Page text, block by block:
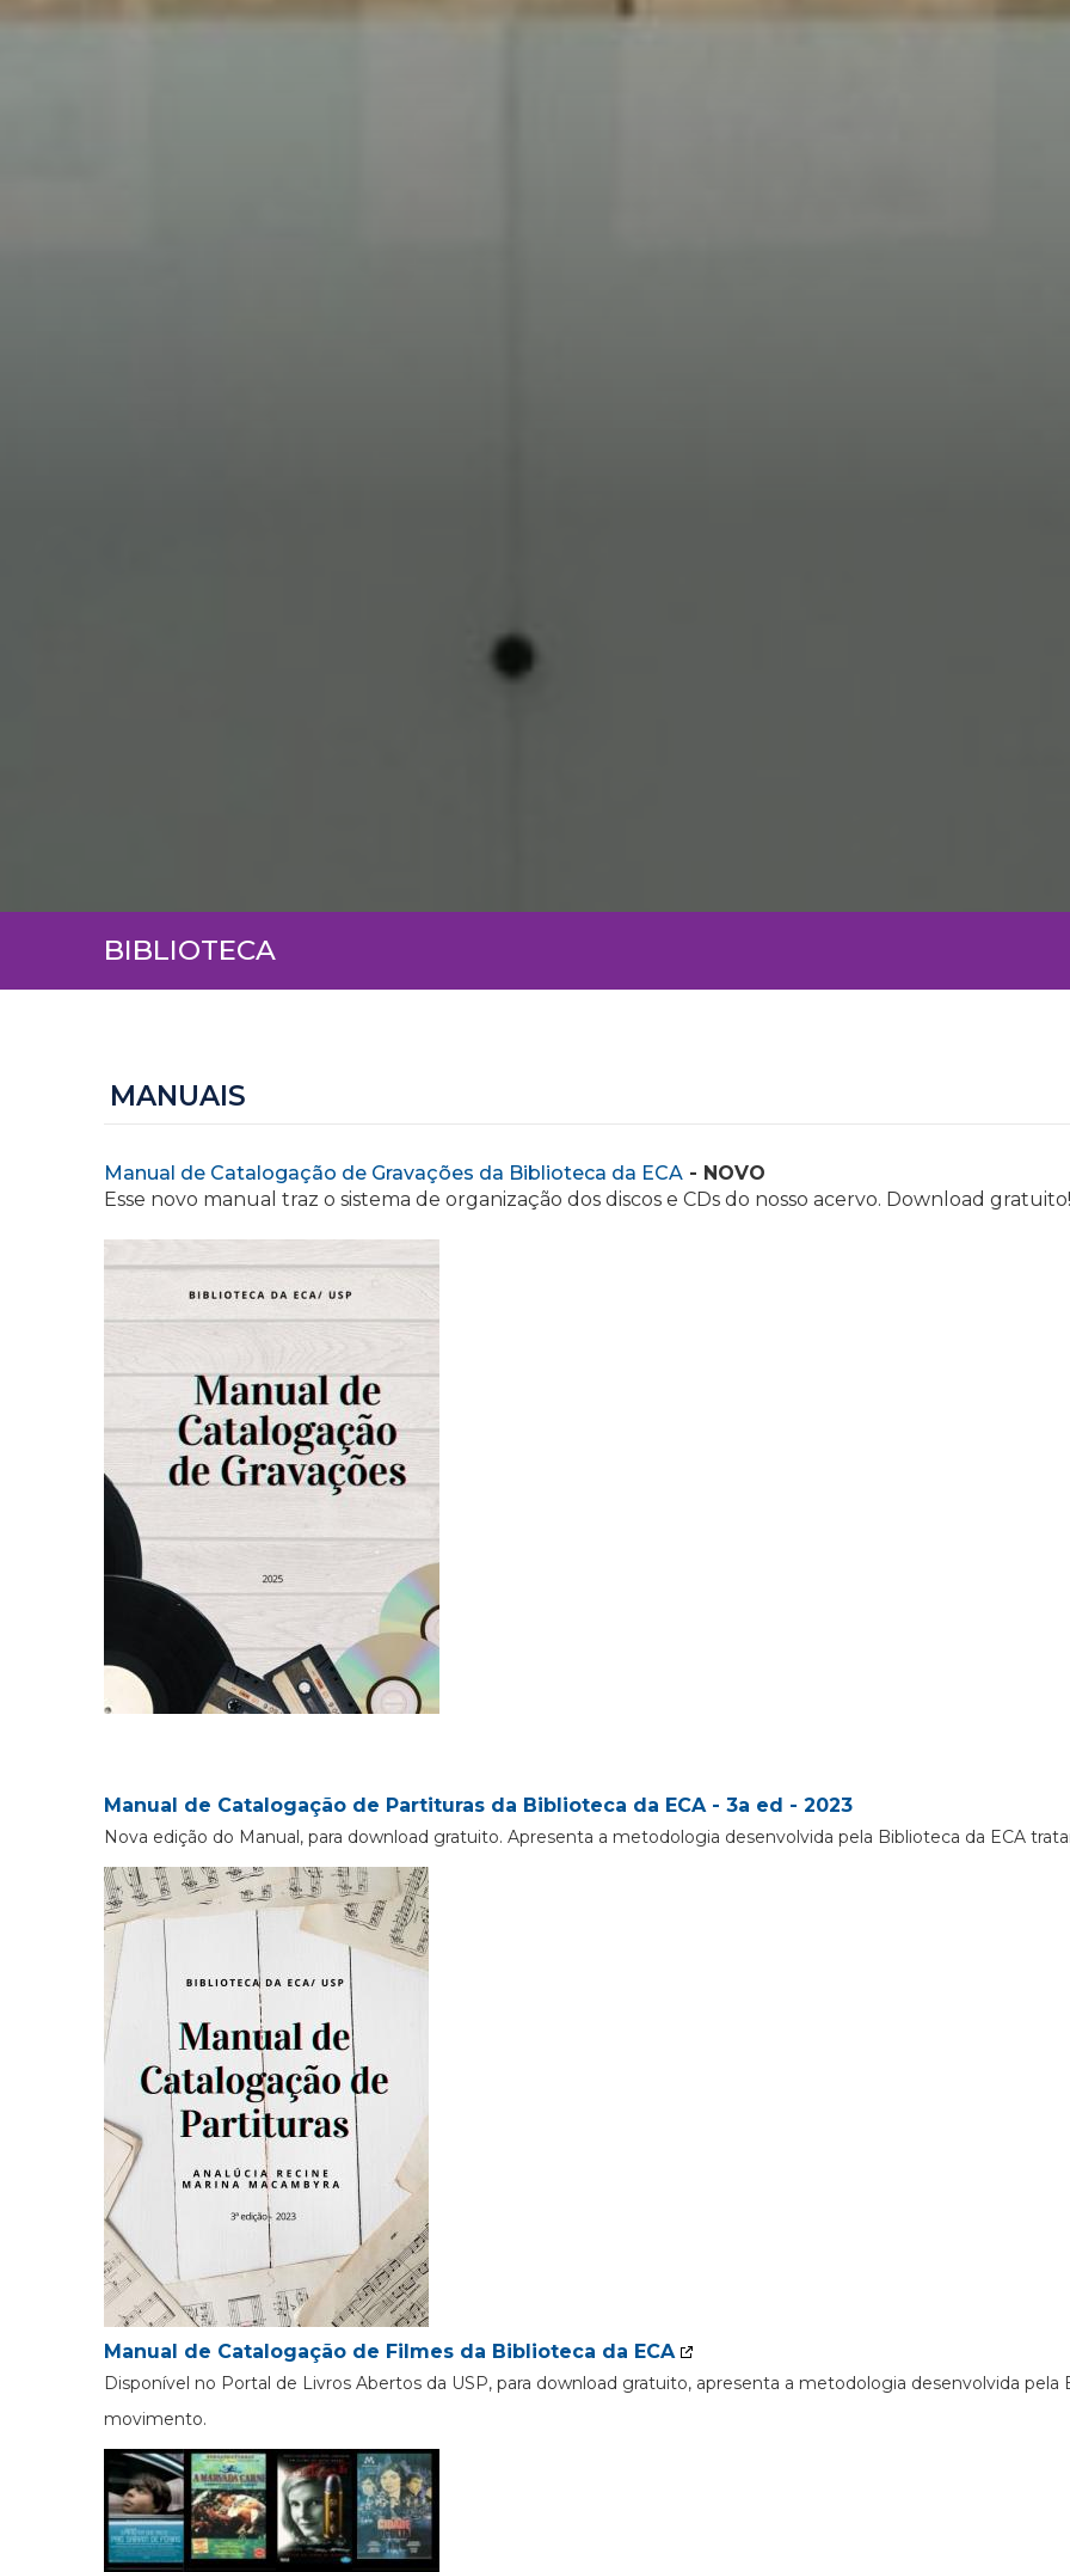
BIBLIOTECA
MANUAIS
Manual de Catalogação de Gravações da Biblioteca da ECA - NOVO
Esse novo manual traz o sistema de organização dos discos e CDs do nosso acervo. Download gratuito!
Manual de Catalogação de Partituras da Biblioteca da ECA - 3a ed - 2023
Nova edição do Manual, para download gratuito. Apresenta a metodologia desenvolvida pela Biblioteca da ECA
Manual de Catalogação de Filmes da Biblioteca da ECA
Disponível no Portal de Livros Abertos da USP, para download gratuito, apresenta a metodologia desenvolvida
movimento.